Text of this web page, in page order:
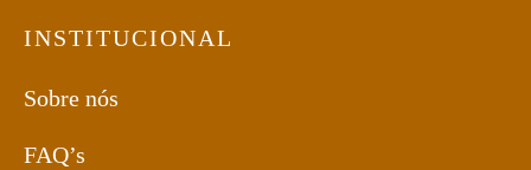
INSTITUCIONAL
Sobre nós
FAQ’s